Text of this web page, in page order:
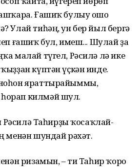
Ғашиҡ булыу ошо
Улай тиһәң, ун бер йыл бергә
ғашиҡ бул, имеш... Шулай ҙа
малай түгел, Рәсилә лә ике
күптән үҫкән инде.
яраттырайыммы,
килмәй шул.
Рәсилә Таһирҙы ҡосаҡлай-
менән шундай рәхәт.
ризамын, – ти Таһир ҡоро